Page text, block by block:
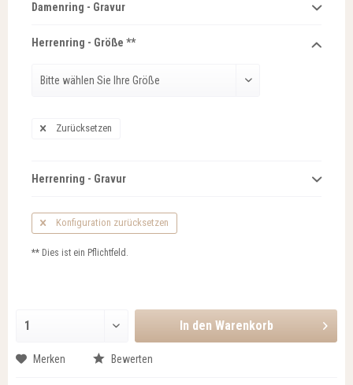
Damenring - Gravur
Herrenring - Größe **
Zurücksetzen
Herrenring - Gravur
Konfiguration zurücksetzen
** Dies ist ein Pflichtfeld.
In den Warenkorb
Merken Bewerten